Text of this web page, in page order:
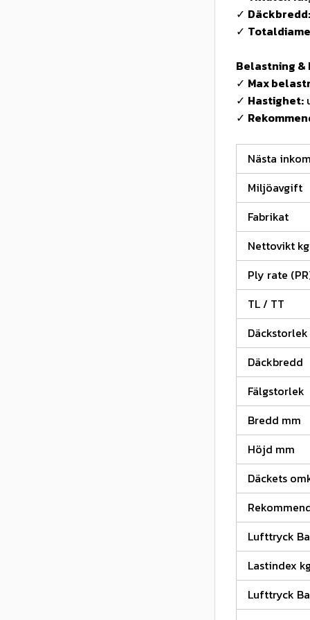
✓ Däckbredd:
✓
Belastning
✓ Max
✓ Hastighet:
✓
Nästa
Miljöavgift
Fabrikat
Nettovikt kg
Ply rate
TL / TT
Däckstorlek
Däckbredd
Fälgstorlek
Bredd mm
Höjd mm
Däckets
Lufttryck
Lastindex
Lufttryck